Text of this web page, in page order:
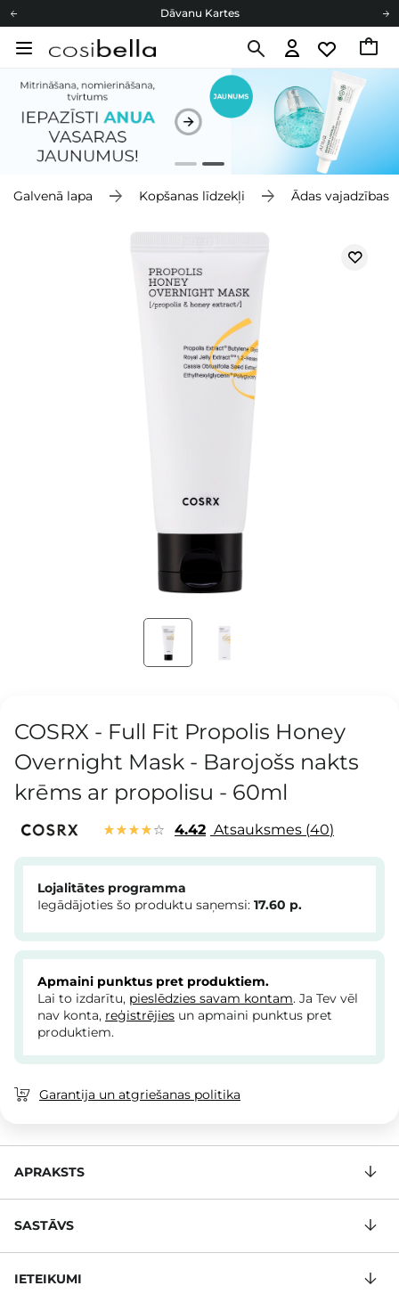
Dāvanu Kartes
Cosibella lojalitātes programma
Dāvanu Kartes
Galvenā lapa Kopšanas līdzekļi Ādas vajadzības
COSRX - Full Fit Propolis Honey
Overnight Mask - Barojošs nakts
krēms ar propolisu - 60ml
4.42 Atsauksmes 40
Lojalitātes programma
Iegādājoties šo produktu saņemsi: 17.60 p.
Apmaini punktus pret produktiem.
Lai to izdarītu, pieslēdzies savam kontam. Ja Tev vēl
nav konta, reģistrējies un apmaini punktus pret
produktiem.
Garantija un atgriešanas politika
APRAKSTS
SASTĀVS
IETEIKUMI